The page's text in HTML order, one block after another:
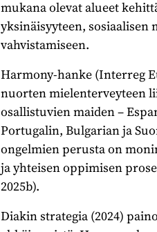
mukana olevat alueet
yksinäisyyteen,
vahvistamiseen.
Harmony-hanke (Interreg
nuorten mielenterveyteen
osallistuvien maiden –
Portugalin, Bulgarian ja
ongelmien perusta on
ja yhteisen oppimisen
2025b).
Diakin strategia (2024)